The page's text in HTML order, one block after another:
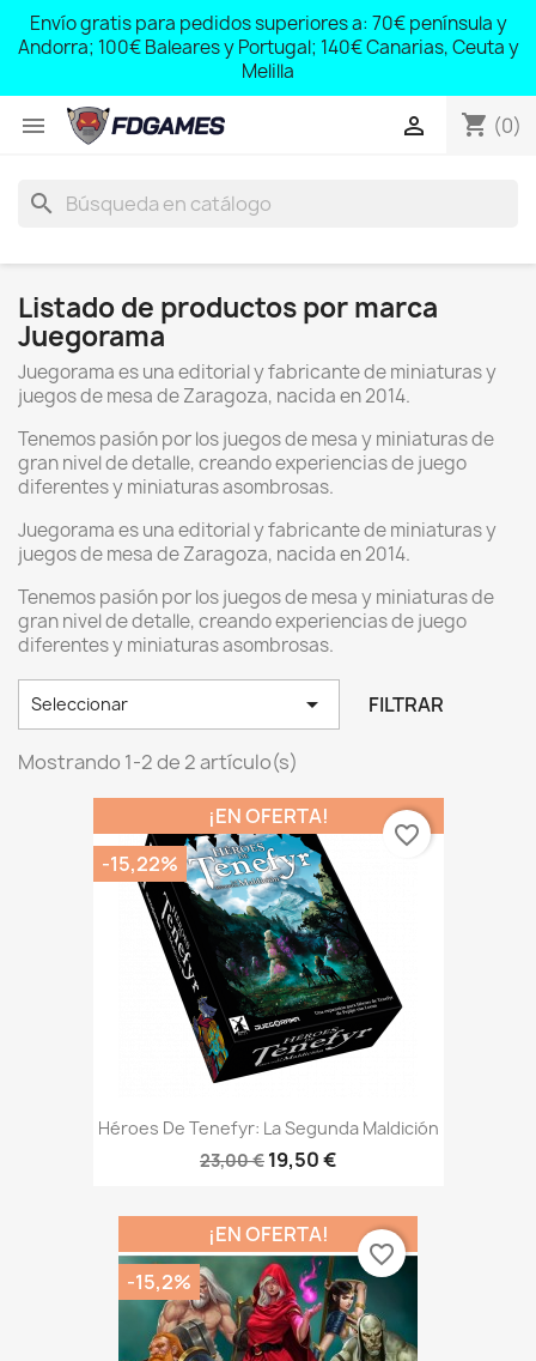
Envío gratis para pedidos superiores a: 70€ península y
Andorra; 100€ Baleares y Portugal; 140€ Canarias, Ceuta y
Melilla
 shopping_cart (0)

search
Listado de productos por marca
Juegorama
Juegorama es una editorial y fabricante de miniaturas y
juegos de mesa de Zaragoza, nacida en 2014.
Tenemos pasión por los juegos de mesa y miniaturas de
gran nivel de detalle, creando experiencias de juego
diferentes y miniaturas asombrosas.
Juegorama es una editorial y fabricante de miniaturas y
juegos de mesa de Zaragoza, nacida en 2014.
Tenemos pasión por los juegos de mesa y miniaturas de
gran nivel de detalle, creando experiencias de juego
diferentes y miniaturas asombrosas.
Seleccionar  FILTRAR
Mostrando 1-2 de 2 artículo(s)
Héroes De Tenefyr: La Segunda Maldición
23,00 € 19,50 €
¡EN OFERTA!
-15,22%
favorite_border
¡EN OFERTA!
-15,2%
favorite_border